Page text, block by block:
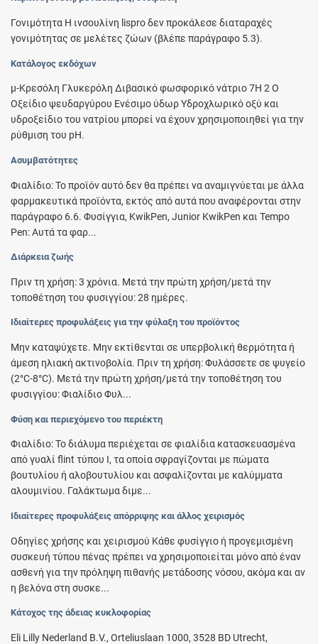
Γονιμότητα Η ινσουλίνη lispro δεν προκάλεσε διαταραχές
γονιμότητας σε μελέτες ζώων (βλέπε παράγραφο 5.3).
Κατάλογος εκδόχων
μ-Kρεσόλη Γλυκερόλη Διβασικό φωσφορικό νάτριο 7Η 2 Ο
Οξείδιο ψευδαργύρου Ενέσιμο ύδωρ Yδροχλωρικό οξύ και
υδροξείδιο του νατρίου μπορεί να έχουν χρησιμοποιηθεί για την
ρύθμιση του pH.
Ασυμβατότητες
Φιαλίδιο: Το προϊόν αυτό δεν θα πρέπει να αναμιγνύεται με άλλα
φαρμακευτικά προϊόντα, εκτός από αυτά που αναφέρονται στην
παράγραφο 6.6. Φυσίγγια, KwikPen, Junior KwikPen και Tempo
Pen: Αυτά τα φαρ...
Διάρκεια ζωής
Πριν τη χρήση: 3 χρόνια. Μετά την πρώτη χρήση/μετά την
τοποθέτηση του φυσιγγίου: 28 ημέρες.
Ιδιαίτερες προφυλάξεις για την φύλαξη του προϊόντος
Μην καταψύχετε. Μην εκτίθενται σε υπερβολική θερμότητα ή
άμεση ηλιακή ακτινοβολία. Πριν τη χρήση: Φυλάσσετε σε ψυγείο
(2°C-8°C). Μετά την πρώτη χρήση/μετά την τοποθέτηση του
φυσιγγίου: Φιαλίδιο Φυλ...
Φύση και περιεχόμενο του περιέκτη
Φιαλίδιο: Το διάλυμα περιέχεται σε φιαλίδια κατασκευασμένα
από γυαλί flint τύπου Ι, τα οποία σφραγίζονται με πώματα
βουτυλίου ή αλοβουτυλίου και ασφαλίζονται με καλύμματα
αλουμινίου. Γαλάκτωμα διμε...
Ιδιαίτερες προφυλάξεις απόρριψης και άλλος χειρισμός
Οδηγίες χρήσης και χειρισμού Κάθε φυσίγγιο ή προγεμισμένη
συσκευή τύπου πένας πρέπει να χρησιμοποιείται μόνο από έναν
ασθενή για την πρόληψη πιθανής μετάδοσης νόσου, ακόμα και αν
η βελόνα στη συσκε...
Κάτοχος της άδειας κυκλοφορίας
Eli Lilly Nederland B.V., Orteliuslaan 1000, 3528 BD Utrecht,